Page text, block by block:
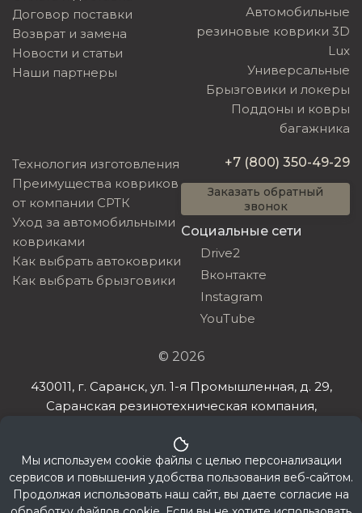
Договор поставки
Возврат и замена
Новости и статьи
Наши партнеры
Автомобильные
резиновые коврики 3D
Lux
Универсальные
Брызговики и локеры
Поддоны и ковры
багажника
Технология изготовления
Преимущества ковриков
от компании СРТК
Уход за автомобильными
ковриками
Как выбрать автоковрики
Как выбрать брызговики
+7 (800) 350-49-29
Заказать обратный
звонок
Социальные сети
Drive2
Вконтакте
Instagram
YouTube
© 2026
430011, г. Саранск, ул. 1-я Промышленная, д. 29,
Саранская резинотехническая компания,
Мы используем cookie файлы с целью персонализации
сервисов и повышения удобства пользования веб-сайтом.
Продолжая использовать наш сайт, вы даете согласие на